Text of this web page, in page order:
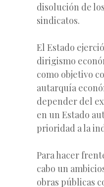
disolución de
sindicatos.
El Estado
dirigismo
como objetivo
autarquía
depender del
en un Estado
prioridad a la
Para hacer
cabo un
obras públicas